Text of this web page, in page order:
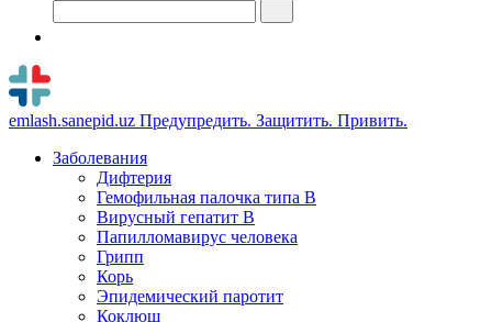
emlash.sanepid.uz Предупредить. Защитить. Привить.
Заболевания
Дифтерия
Гемофильная палочка типа B
Вирусный гепатит В
Папилломавирус человека
Грипп
Корь
Эпидемический паротит
Коклюш